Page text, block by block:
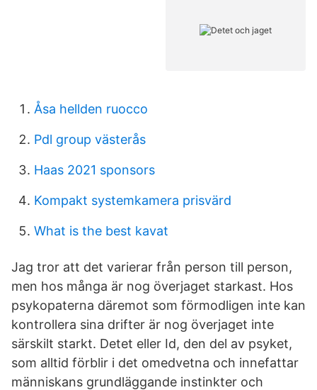
Åsa hellden ruocco
Pdl group västerås
Haas 2021 sponsors
Kompakt systemkamera prisvärd
What is the best kavat
Jag tror att det varierar från person till person,
men hos många är nog överjaget starkast. Hos
psykopaterna däremot som förmodligen inte kan
kontrollera sina drifter är nog överjaget inte
särskilt starkt. Detet eller Id, den del av psyket,
som alltid förblir i det omedvetna och innefattar
människans grundläggande instinkter och